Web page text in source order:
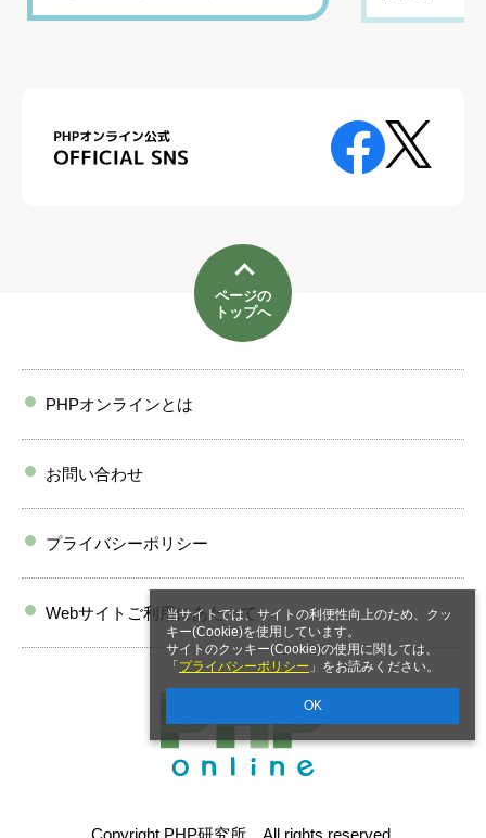
当サイトでは、サイトの利便性向上のため、クッ
キー(Cookie)を使用しています。
サイトのクッキー(Cookie)の使用に関しては、
「 プライバシーポリシー 」をお読みください。
OK
ページの
トップへ
PHPオンラインとは
お問い合わせ
プライバシーポリシー
Webサイトご利用にあたって